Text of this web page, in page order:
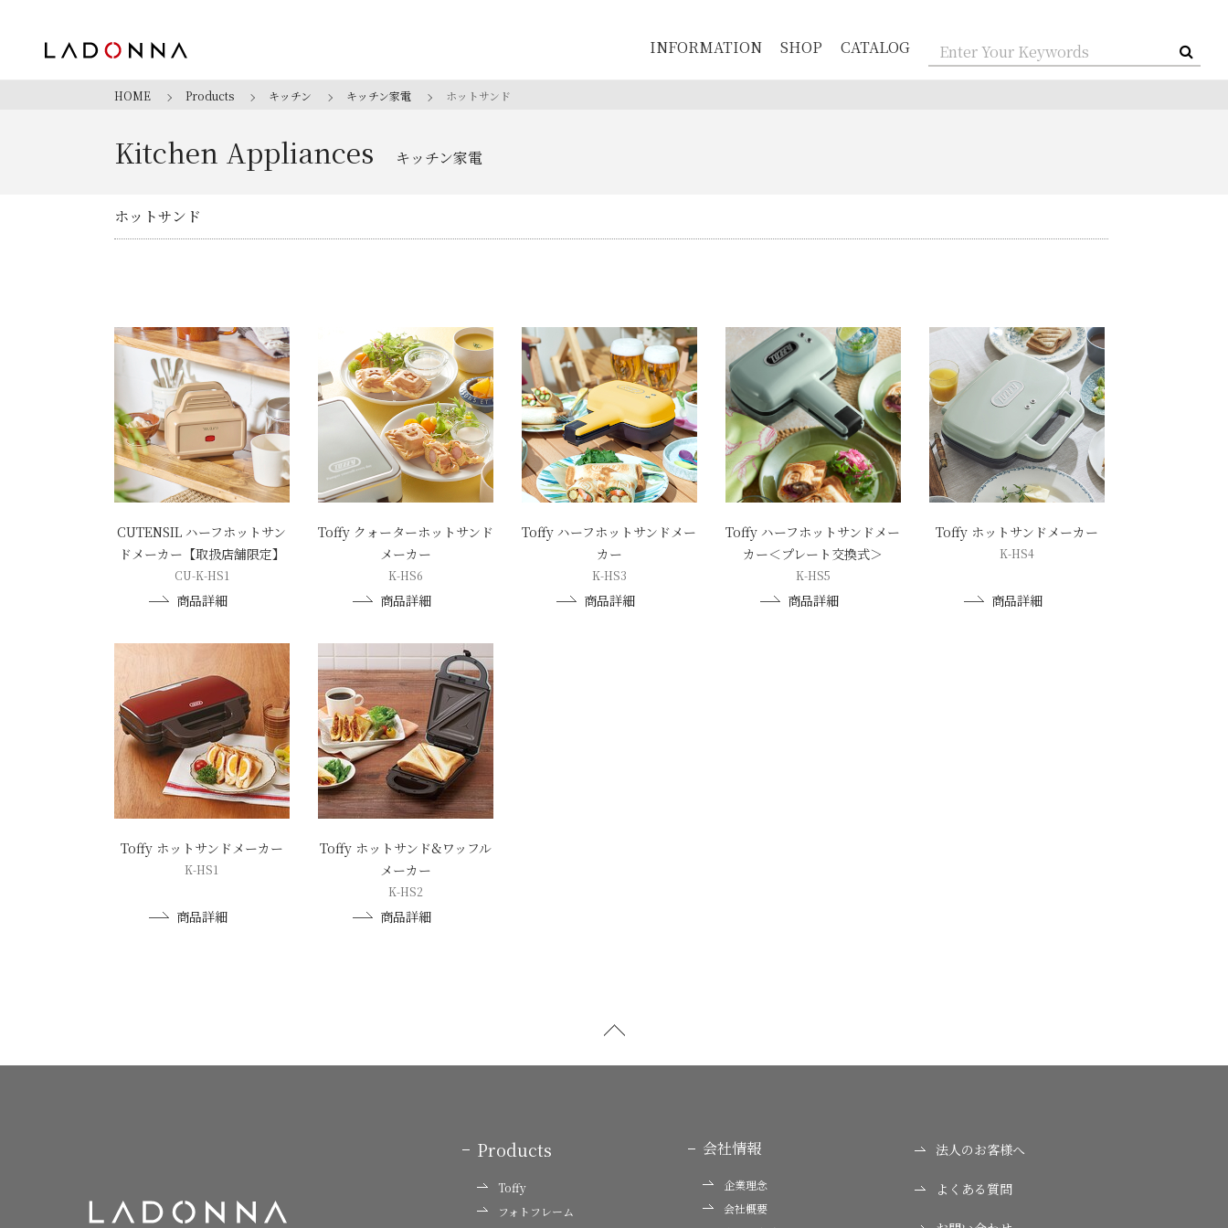
HOME Products キッチン キッチン家電 ホットサンド
Kitchen Appliances キッチン家電
ホットサンド
CUTENSIL ハーフホットサン
ドメーカー【取扱店舗限定】
CU-K-HS1
商品詳細
Toffy クォーターホットサンド
メーカー
K-HS6
商品詳細
Toffy ハーフホットサンドメー
カー
K-HS3
商品詳細
Toffy ハーフホットサンドメー
カー＜プレート交換式＞
K-HS5
商品詳細
Toffy ホットサンドメーカー
K-HS4
商品詳細
Toffy ホットサンドメーカー
K-HS1
商品詳細
Toffy ホットサンド&ワッフル
メーカー
K-HS2
商品詳細
INFORMATION SHOP CATALOG
Products
Toffy
フォトフレーム
会社情報
企業理念
会社概要
法人のお客様へ
よくある質問